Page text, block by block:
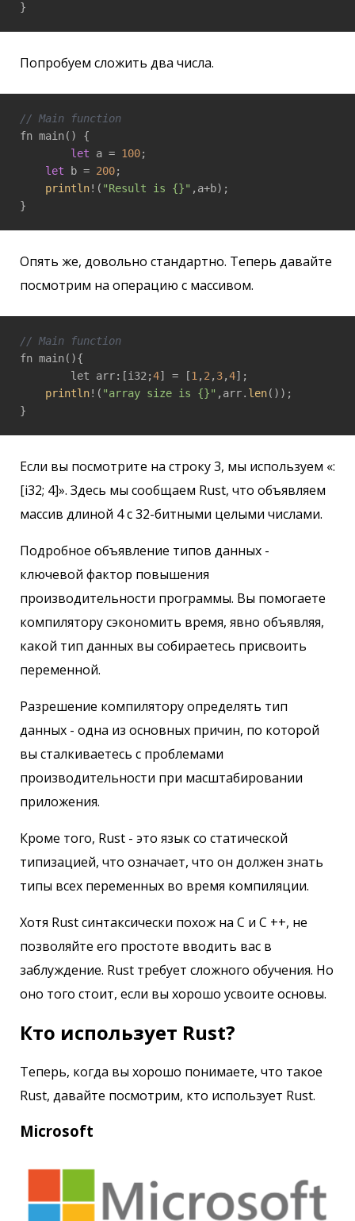
}
Попробуем сложить два числа.
// Main function
fn main() {
let a = 100;
let b = 200;
println!( "Result is {}" ,a+b);
}
Опять же, довольно стандартно. Теперь давайте
посмотрим на операцию с массивом.
// Main function
fn main(){
	let arr:[i32;
4] = [1 , 2 , 3,4];
println!( "array size is {}" ,arr. len());
Если вы посмотрите на строку 3, мы используем «:
[i32; 4]». Здесь мы сообщаем Rust, что объявляем
массив длиной 4 с 32-битными целыми числами.
Подробное объявление типов данных -
ключевой фактор повышения
производительности программы. Вы помогаете
компилятору сэкономить время, явно объявляя,
какой тип данных вы собираетесь присвоить
переменной.
Разрешение компилятору определять тип
данных - одна из основных причин, по которой
вы сталкиваетесь с проблемами
производительности при масштабировании
приложения.
Кроме того, Rust - это язык со статической
типизацией, что означает, что он должен знать
типы всех переменных во время компиляции.
Хотя Rust синтаксически похож на C и C ++, не
позволяйте его простоте вводить вас в
заблуждение. Rust требует сложного обучения. Но
оно того стоит, если вы хорошо усвоите основы.
Кто использует Rust?
Теперь, когда вы хорошо понимаете, что такое
Rust, давайте посмотрим, кто использует Rust.
Microsoft